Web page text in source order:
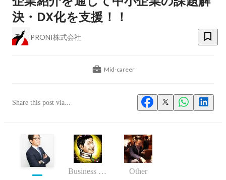
決・DX化を支援！！
PRONI株式会社
Mid-career
Share this post via...
Business (Finance, HR etc.) Other